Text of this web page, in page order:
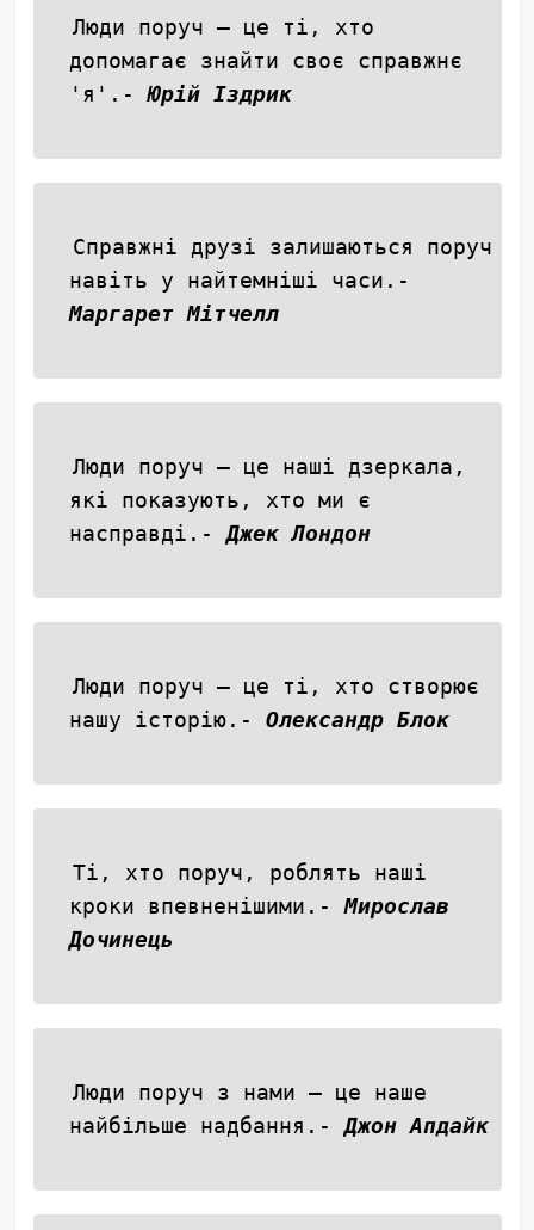
Люди поруч — це ті, хто
допомагає знайти своє справжнє
'я'.-Юрій Іздрик
Справжні друзі залишаються поруч
навіть у найтемніші часи.-
Маргарет Мітчелл
Люди поруч — це наші дзеркала,
які показують, хто ми є
насправді.-Джек Лондон
Люди поруч — це ті, хто створює
нашу історію.- Олександр Блок
Ті, хто поруч, роблять наші
кроки впевненішими.-Мирослав
Дочинець
Люди поруч з нами — це наше
найбільше надбання.-Джон Апдайк